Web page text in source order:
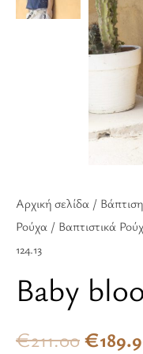
Αρχική σελίδα / Βάπτιση
Ρούχα / Βαπτιστικά
124.13
Baby
€211.00
€211.00.
€